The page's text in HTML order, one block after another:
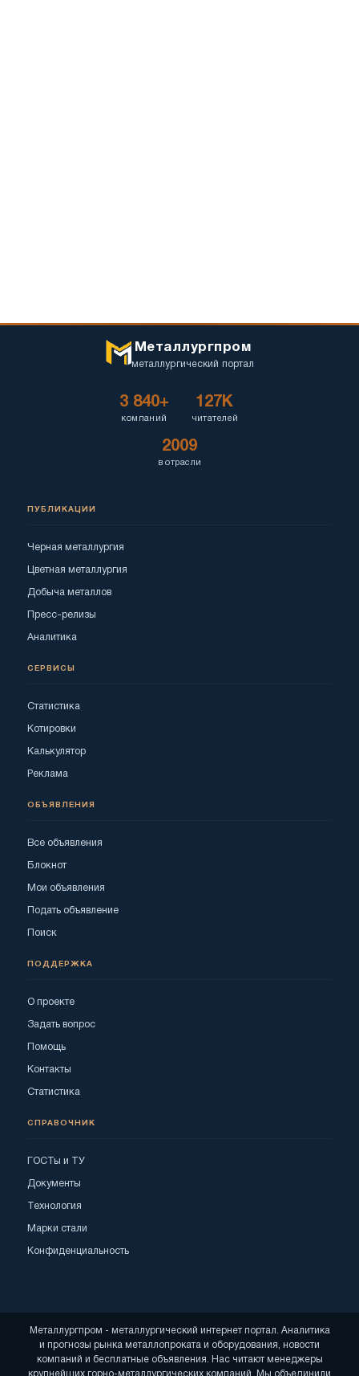
Металлургпром
металлургический портал
3 840+
компаний
127K
читателей
2009
в отрасли
ПУБЛИКАЦИИ
Черная металлургия
Цветная металлургия
Добыча металлов
Пресс-релизы
Аналитика
СЕРВИСЫ
Статистика
Котировки
Калькулятор
Реклама
ОБЪЯВЛЕНИЯ
Все объявления
Блокнот
Мои объявления
Подать объявление
Поиск
ПОДДЕРЖКА
О проекте
Задать вопрос
Помощь
Контакты
Статистика
СПРАВОЧНИК
ГОСТы и ТУ
Документы
Технология
Марки стали
Конфиденциальность
Металлургпром - металлургический интернет портал. Аналитика
и прогнозы рынка металлопроката и оборудования, новости
компаний и бесплатные объявления. Нас читают менеджеры
крупнейших горно-металлургических компаний. Мы объединили